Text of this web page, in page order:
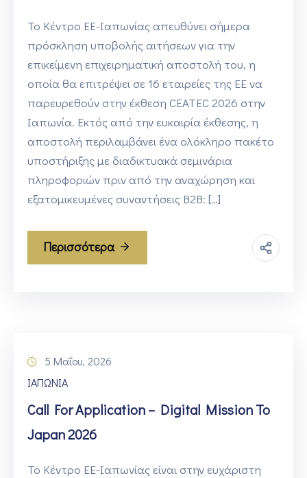
Το Κέντρο ΕΕ-Ιαπωνίας απευθύνει σήμερα
πρόσκληση υποβολής αιτήσεων για την
επικείμενη επιχειρηματική αποστολή του, η
οποία θα επιτρέψει σε 16 εταιρείες της ΕΕ να
παρευρεθούν στην έκθεση CEATEC 2026 στην
Ιαπωνία. Εκτός από την ευκαιρία έκθεσης, η
αποστολή περιλαμβάνει ένα ολόκληρο πακέτο
υποστήριξης με διαδικτυακά σεμινάρια
πληροφοριών πριν από την αναχώρηση και
εξατομικευμένες συναντήσεις B2B: […]
Περισσότερα
5 Μαΐου, 2026
ΙΑΠΩΝΙΑ
Call For Application – Digital Mission To
Japan 2026
Το Κέντρο ΕΕ-Ιαπωνίας είναι στην ευχάριστη